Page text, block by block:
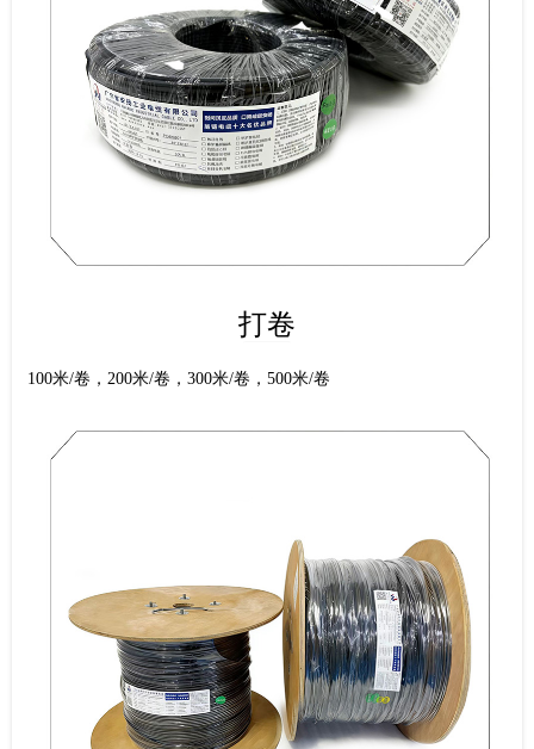
打卷
100米/卷，200米/卷，300米/卷，500米/卷